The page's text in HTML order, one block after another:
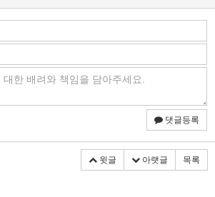
댓글등록
윗글 아랫글 목록